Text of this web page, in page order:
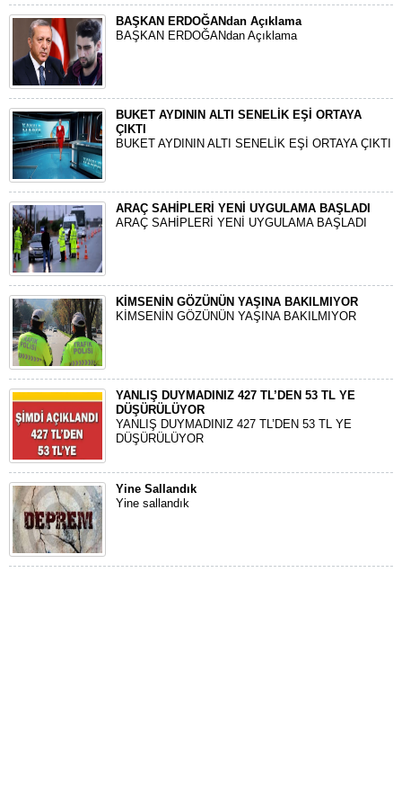
BAŞKAN ERDOĞANdan Açıklama
BAŞKAN ERDOĞANdan Açıklama
BUKET AYDININ ALTI SENELİK EŞİ ORTAYA
ÇIKTI
BUKET AYDININ ALTI SENELİK EŞİ ORTAYA ÇIKTI
ARAÇ SAHİPLERİ YENİ UYGULAMA BAŞLADI
ARAÇ SAHİPLERİ YENİ UYGULAMA BAŞLADI
KİMSENİN GÖZÜNÜN YAŞINA BAKILMIYOR
KİMSENİN GÖZÜNÜN YAŞINA BAKILMIYOR
YANLIŞ DUYMADINIZ 427 TL’DEN 53 TL YE
DÜŞÜRÜLÜYOR
YANLIŞ DUYMADINIZ 427 TL’DEN 53 TL YE
DÜŞÜRÜLÜYOR
Yine Sallandık
Yine sallandık